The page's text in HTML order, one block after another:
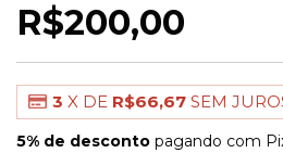
R$200,00
3 X DE R$66,67 SEM
5% de desconto pagando com